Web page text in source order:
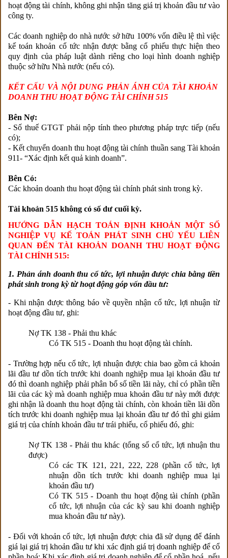
hoạt động tài chính, không ghi nhận tăng giá trị khoản đầu tư vào
công ty.
Các doanh nghiệp do nhà nước sở hữu 100% vốn điều lệ thì việc
kế toán khoản cổ tức nhận được bằng cổ phiếu thực hiện theo
quy định của pháp luật dành riêng cho loại hình doanh nghiệp
thuộc sở hữu Nhà nước (nếu có).
KẾT CẤU VÀ NỘI DUNG PHẢN ÁNH CỦA TÀI KHOẢN
DOANH THU HOẠT ĐỘNG TÀI CHÍNH 515
Bên Nợ:
- Số thuế GTGT phải nộp tính theo phương pháp trực tiếp (nếu
có);
- Kết chuyển doanh thu hoạt động tài chính thuần sang Tài khoản
911- “Xác định kết quả kinh doanh”.
Bên Có:
Các khoản doanh thu hoạt động tài chính phát sinh trong kỳ.
Tài khoản 515 không có số dư cuối kỳ.
HƯỚNG DẪN HẠCH TOÁN ĐỊNH KHOẢN MỘT SỐ
NGHIỆP VỤ KẾ TOÁN PHÁT SINH CHỦ YẾU LIÊN
QUAN ĐẾN TÀI KHOẢN DOANH THU HOẠT ĐỘNG
TÀI CHÍNH 515:
1. Phản ánh doanh thu cổ tức, lợi nhuận được chia bằng tiền
phát sinh trong kỳ từ hoạt động góp vốn đầu tư:
- Khi nhận được thông báo về quyền nhận cổ tức, lợi nhuận từ
hoạt động đầu tư, ghi:
Nợ TK 138 - Phải thu khác
Có TK 515 - Doanh thu hoạt động tài chính.
- Trường hợp nếu cổ tức, lợi nhuận được chia bao gồm cả khoản
lãi đầu tư dồn tích trước khi doanh nghiệp mua lại khoản đầu tư
đó thì doanh nghiệp phải phân bổ số tiền lãi này, chỉ có phần tiền
lãi của các kỳ mà doanh nghiệp mua khoản đầu tư này mới được
ghi nhận là doanh thu hoạt động tài chính, còn khoản tiền lãi dồn
tích trước khi doanh nghiệp mua lại khoản đầu tư đó thì ghi giảm
giá trị của chính khoản đầu tư trái phiếu, cổ phiếu đó, ghi:
Nợ TK 138 - Phải thu khác (tổng số cổ tức, lợi nhuận thu
được)
Có các TK 121, 221, 222, 228 (phần cổ tức, lợi
nhuận dồn tích trước khi doanh nghiệp mua lại
khoản đầu tư)
Có TK 515 - Doanh thu hoạt động tài chính (phần
cổ tức, lợi nhuận của các kỳ sau khi doanh nghiệp
mua khoản đầu tư này).
- Đối với khoản cổ tức, lợi nhuận được chia đã sử dụng để đánh
giá lại giá trị khoản đầu tư khi xác định giá trị doanh nghiệp để cổ